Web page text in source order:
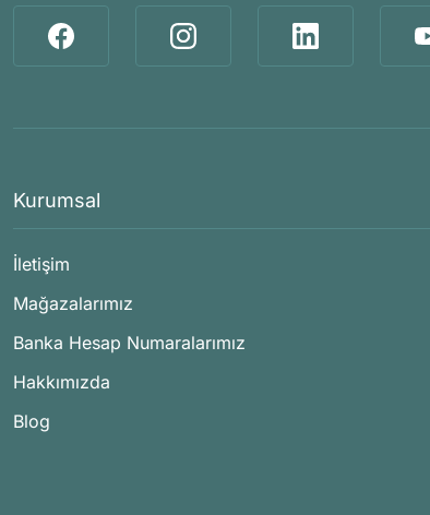
Kurumsal
İletişim
Mağazalarımız
Banka Hesap Numaralarımız
Hakkımızda
Blog